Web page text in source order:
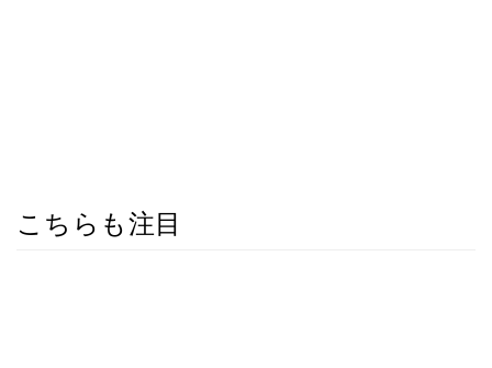
こちらも注目